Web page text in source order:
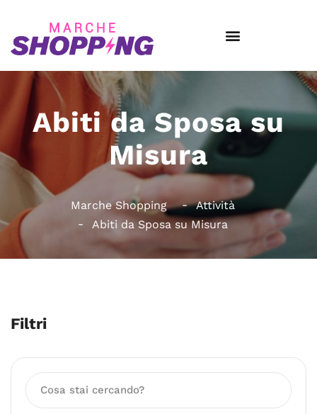
Abiti da Sposa su
Misura
Marche Shopping
Attività
Abiti da Sposa su Misura
Filtri